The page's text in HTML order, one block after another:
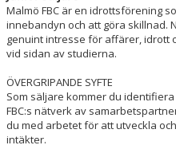
Malmö FBC är en idrottsförening
innebandyn och att göra skillnad.
genuint intresse för affärer, idrott
vid sidan av studierna.
ÖVERGRIPANDE SYFTE
Som säljare kommer du
FBC:s nätverk av
du med arbetet för att utveckla
intäkter.